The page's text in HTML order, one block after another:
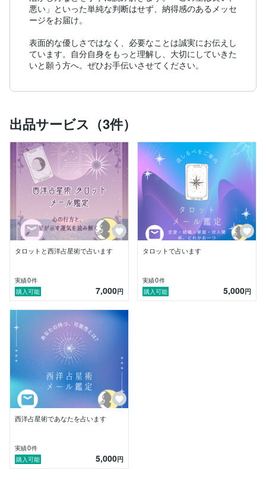
悪い」といった単純な判断はせず、納得感のあるメッセ
ージをお届け。
表面的な優しさではなく、必要なことは誠実にお伝えし
ています。自分自身をもっと理解し、大切にしていきた
いと願う方へ。ぜひお手伝いさせてください。
出品サービス（3件）
タロットと西洋占星術で占います
実績0件
購入可能
7,000円
タロットで占います
実績0件
購入可能
5,000円
西洋占星術であなたを占います
実績0件
購入可能
5,000円